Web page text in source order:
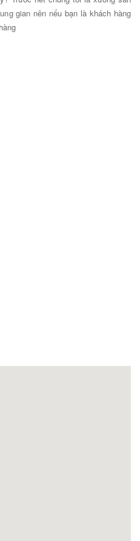
gian nên nếu bạn là khách hàng